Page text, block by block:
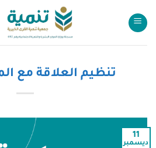
تنظيم العلاقة مع
11
ديسمبر